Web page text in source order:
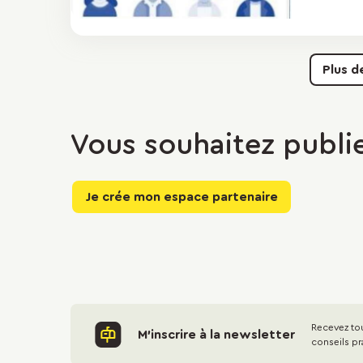
Plus
Vous souhaitez
Je crée mon espace partenaire
M'inscrire à la newsletter
Recevez
conseils